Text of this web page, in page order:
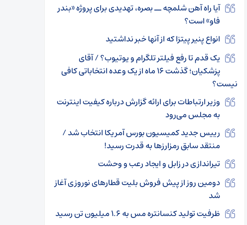
آیا راه آهن شلمچه ــ بصره، تهدیدی برای پروژه «بندر
فاو» است؟
انواع پنیر پیتزا که از آنها خبر نداشتید
یک قدم تا رفع فیلتر تلگرام و یوتیوب؟ / آقای
پزشکیان؛ گذشت ۱۶ ماه از یک وعده انتخاباتی کافی
نیست؟
وزیر ارتباطات برای ارائه گزارش درباره کیفیت اینترنت
به مجلس می‌رود
رییس جدید کمیسیون بورس آمریکا انتخاب شد /
منتقد سابق رمزارزها به قدرت رسید!
تیراندازی در زابل و ایجاد رعب و وحشت
دومین روز از پیش فروش بلیت قطارهای نوروزی آغاز
شد
ظرفیت تولید کنسانتره مس به ۱.۶ میلیون تن رسید